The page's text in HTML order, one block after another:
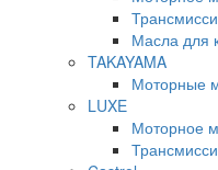
Масла для
TAKAYAMA
Моторные
LUXE
Моторное